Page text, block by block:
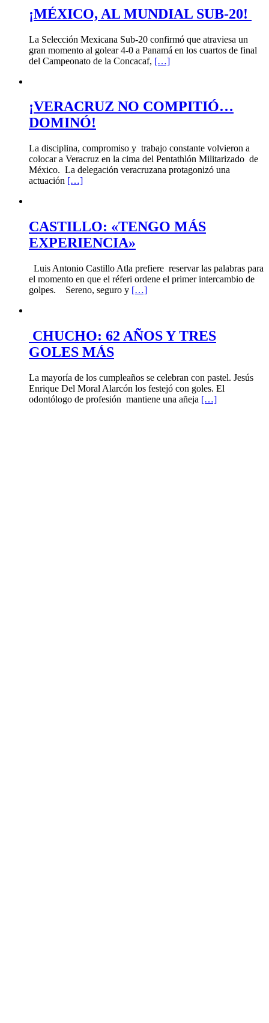
¡MÉXICO, AL MUNDIAL SUB-20!
La Selección Mexicana Sub-20 confirmó que atraviesa un
gran momento al golear 4-0 a Panamá en los cuartos de final
del Campeonato de la Concacaf, […]
¡VERACRUZ NO COMPITIÓ…
DOMINÓ!
La disciplina, compromiso y trabajo constante volvieron a
colocar a Veracruz en la cima del Pentathlón Militarizado de
México. La delegación veracruzana protagonizó una
actuación […]
CASTILLO: «TENGO MÁS
EXPERIENCIA»
Luis Antonio Castillo Atla prefiere reservar las palabras para
el momento en que el réferi ordene el primer intercambio de
golpes. Sereno, seguro y […]
CHUCHO: 62 AÑOS Y TRES
GOLES MÁS
La mayoría de los cumpleaños se celebran con pastel. Jesús
Enrique Del Moral Alarcón los festejó con goles. El
odontólogo de profesión mantiene una añeja […]